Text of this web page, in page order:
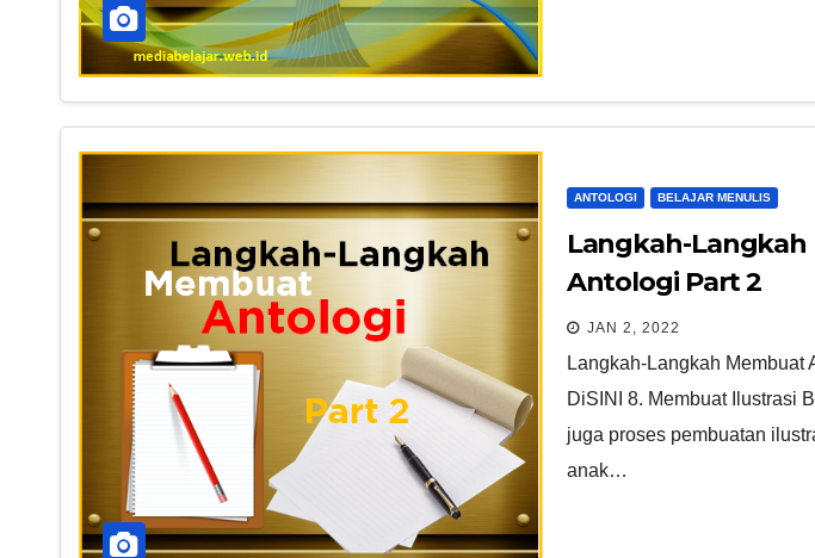
ANTOLOGI BELAJAR MENULIS
Langkah-
Antologi Part 2
JAN 2, 2022
Langkah-Langkah Membuat
DiSINI 8. Membuat Ilustrasi
juga proses pembuatan
anak…